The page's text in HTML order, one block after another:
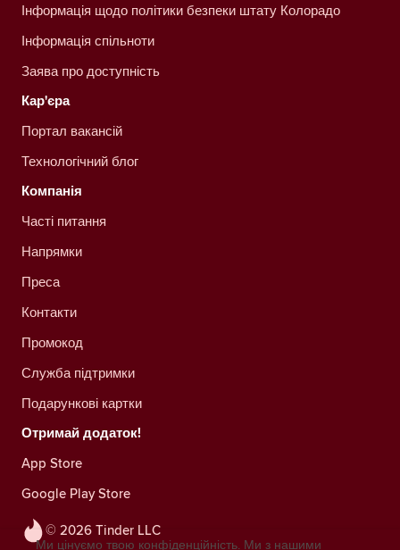
© 2026 Tinder LLC
Інформація щодо політики безпеки штату Колорадо
Інформація спільноти
Заява про доступність
Кар'єра
Портал вакансій
Технологічний блог
Компанія
Часті питання
Напрямки
Преса
Контакти
Промокод
Служба підтримки
Подарункові картки
Отримай додаток!
App Store
Google Play Store
Ми цінуємо твою конфіденційність. Ми з нашими